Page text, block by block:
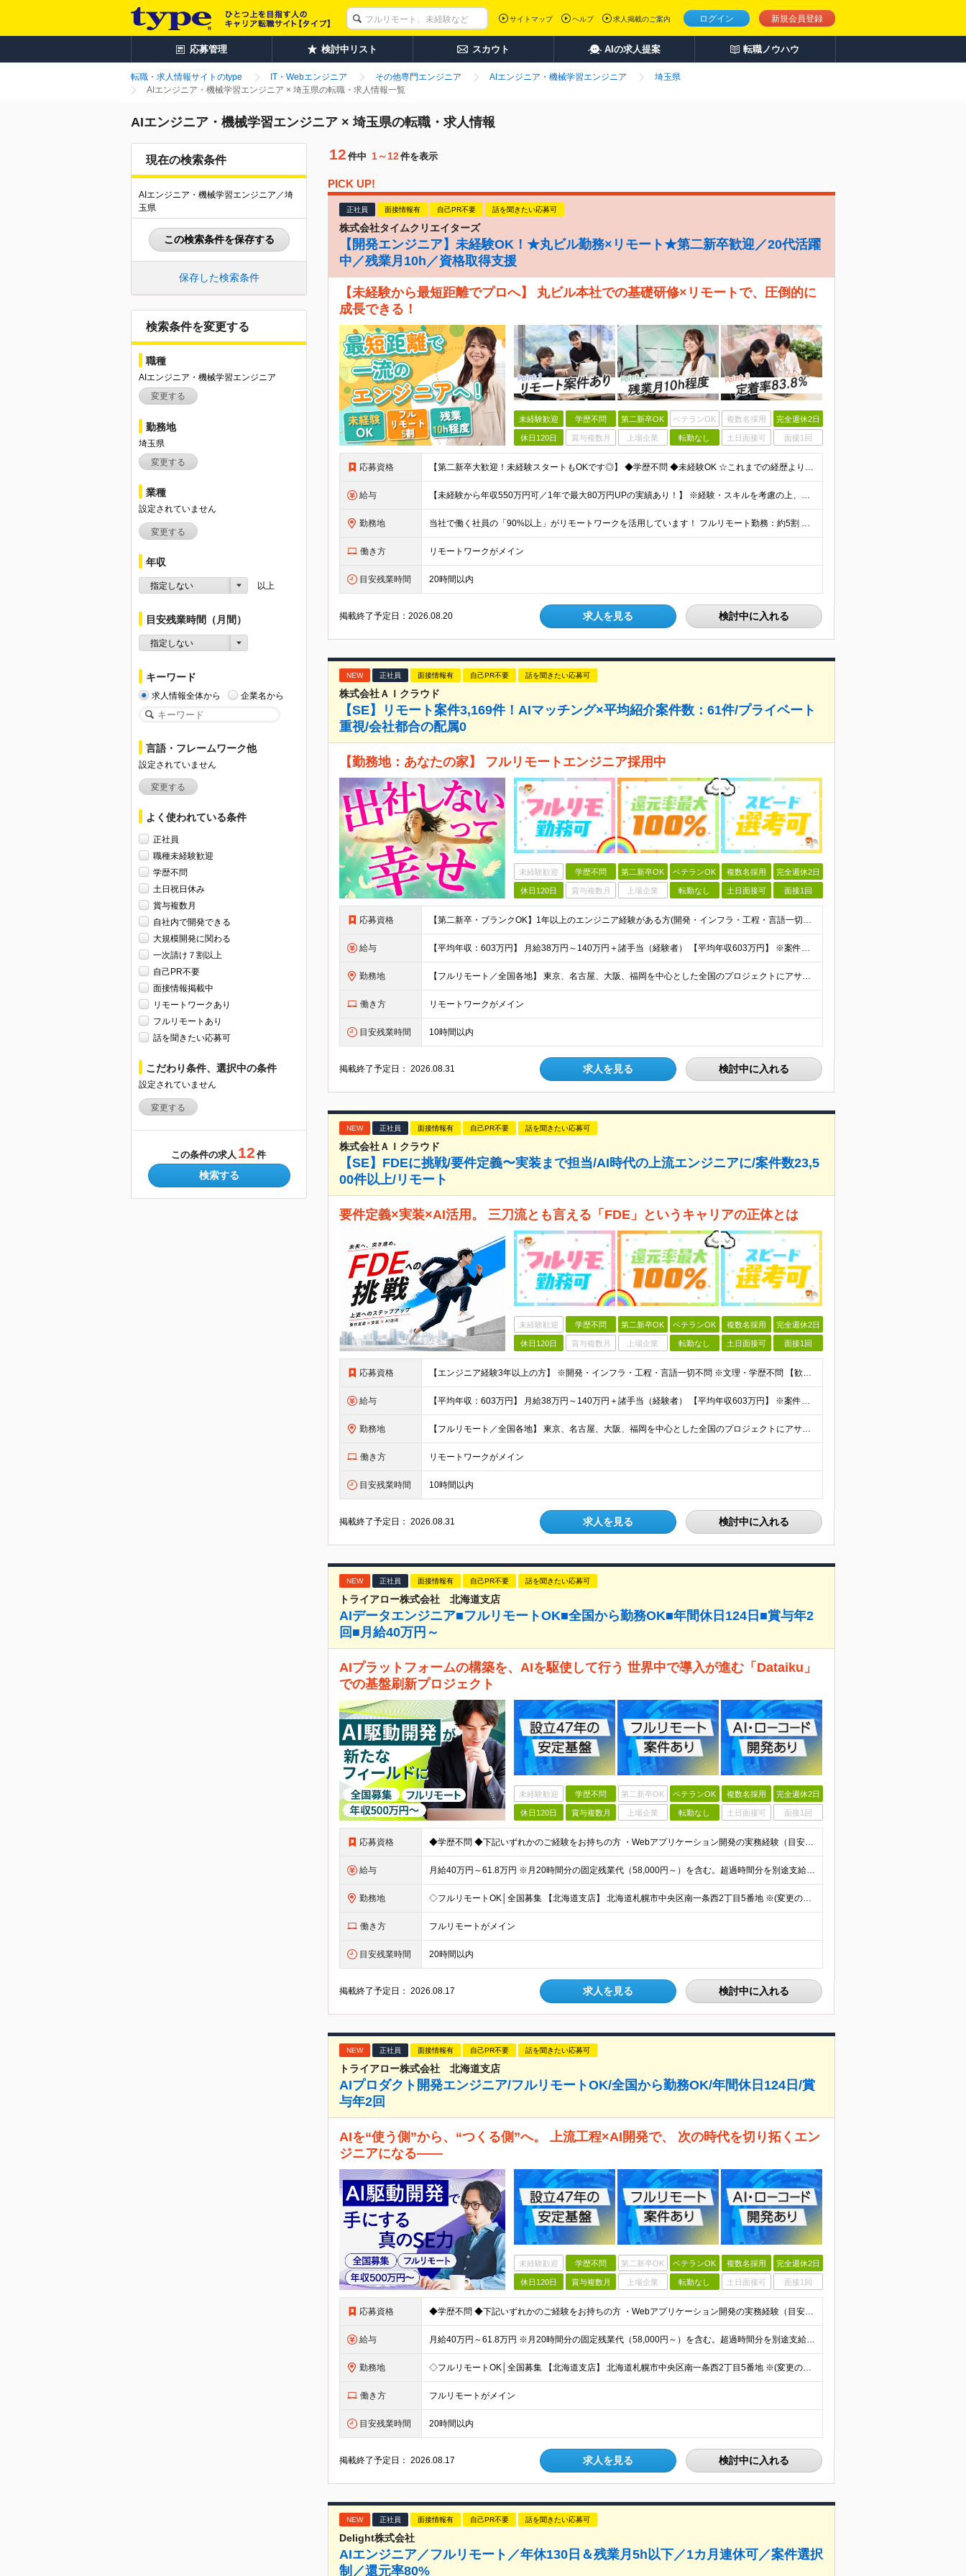
ログイン 新規会員登録
サイトマップ ヘルプ 求人掲載のご案内
応募管理 検討中リスト スカウト AIの求人提案 転職ノウハウ
転職・求人情報サイトのtype IT・Webエンジニア その他専門エンジニア AIエンジニア・機械学習エンジニア
埼玉県
AIエンジニア・機械学習エンジニア × 埼玉県の転職・求人情報一覧
AIエンジニア・機械学習エンジニア × 埼玉県の転職・求人情報
現在の検索条件
AIエンジニア・機械学習エンジニア／埼
玉県
この検索条件を保存する
保存した検索条件
検索条件を変更する
職種
AIエンジニア・機械学習エンジニア
変更する
勤務地
埼玉県
変更する
業種
設定されていません
変更する
年収
指定しない 以上
目安残業時間（月間）
指定しない
キーワード
求人情報全体から 企業名から
言語・フレームワーク他
設定されていません
変更する
よく使われている条件
正社員
職種未経験歓迎
学歴不問
土日祝日休み
賞与複数月
自社内で開発できる
大規模開発に関わる
一次請け７割以上
自己PR不要
面接情報掲載中
リモートワークあり
フルリモートあり
話を聞きたい応募可
こだわり条件、選択中の条件
設定されていません
変更する
この条件の求人 12 件
検索する
12 件中 1～12件を表示
PICK UP!
正社員 面接情報有 自己PR不要 話を聞きたい応募可
株式会社タイムクリエイターズ
【開発エンジニア】未経験OK！★丸ビル勤務×リモート★第二新卒歓迎／20代活躍
中／残業月10h／資格取得支援
【未経験から最短距離でプロへ】 丸ビル本社での基礎研修×リモートで、圧倒的に
成長できる！
未経験歓迎 学歴不問 第二新卒OK ベテランOK 複数名採用 完全週休2日
休日120日 賞与複数月 上場企業 転勤なし 土日面接可 面接1回
応募資格 【第二新卒大歓迎！未経験スタートもOKです◎】 ◆学歴不問 ◆未経験OK ☆これまでの経歴よりも「これから」を重視します！ ☆文系・理系、前職の雇用形態は一切問いません！ ＼先輩たちの前職もさまざ
給与 【未経験から年収550万円可／1年で最大80万円UPの実績あり！】 ※経験・スキルを考慮の上、決定いたします。 【月給】27万円〜29万円 ※上記には固定残業代（月25時間分／4万5,000円〜4万
勤務地 当社で働く社員の「90%以上」がリモートワークを活用しています！ フルリモート勤務：約5割 ハイブリッド勤務（リモート＋出社）：約4割 【本社】東京都千代田区丸の内2-4-1 丸の内ビルディング12
働き方 リモートワークがメイン
目安残業時間 20時間以内
掲載終了予定日：2026.08.20 求人を見る 検討中に入れる
NEW 正社員 面接情報有 自己PR不要 話を聞きたい応募可
株式会社ＡＩクラウド
【SE】リモート案件3,169件！AIマッチング×平均紹介案件数：61件/プライベート
重視/会社都合の配属0
【勤務地：あなたの家】 フルリモートエンジニア採用中
未経験歓迎 学歴不問 第二新卒OK ベテランOK 複数名採用 完全週休2日
休日120日 賞与複数月 上場企業 転勤なし 土日面接可 面接1回
応募資格 【第二新卒・ブランクOK】1年以上のエンジニア経験がある方(開発・インフラ・工程・言語一切不問） 文理・学歴不問 【歓迎条件】 ◆AI・クラウド案件に参画したい方 ◆下流工程から上流工程へステップア
給与 【平均年収：603万円】 月給38万円～140万円＋諸手当（経験者） 【平均年収603万円】 ※案件の契約内容や昇給額などはすべて開示します。 ※経験や能力を考慮し決定します。 ※月給には固定残業
勤務地 【フルリモート／全国各地】 東京、名古屋、大阪、福岡を中心とした全国のプロジェクトにアサイン。 ※プロジェクトは完全選択制です。 ※フルリモート、ハイブリッド型、常駐案件から自由に選択可能です。 ※転
働き方 リモートワークがメイン
目安残業時間 10時間以内
掲載終了予定日：2026.08.31 求人を見る 検討中に入れる
NEW 正社員 面接情報有 自己PR不要 話を聞きたい応募可
株式会社ＡＩクラウド
【SE】FDEに挑戦/要件定義〜実装まで担当/AI時代の上流エンジニアに/案件数23,5
00件以上/リモート
要件定義×実装×AI活用。 三刀流とも言える「FDE」というキャリアの正体とは
未経験歓迎 学歴不問 第二新卒OK ベテランOK 複数名採用 完全週休2日
休日120日 賞与複数月 上場企業 転勤なし 土日面接可 面接1回
応募資格 【エンジニア経験3年以上の方】 ※開発・インフラ・工程・言語一切不問 ※文理・学歴不問 【歓迎条件】 ◆Python実務経験がある方 ◆LLM・生成AIを使った開発経験がある方 ◆要件定義・顧客折衝
給与 【平均年収：603万円】 月給38万円～140万円＋諸手当（経験者） 【平均年収603万円】 ※案件の契約内容や昇給額などはすべて開示します。 ※経験や能力を考慮し決定します。 ※月給には固定残業
勤務地 【フルリモート／全国各地】 東京、名古屋、大阪、福岡を中心とした全国のプロジェクトにアサイン。 ※プロジェクトは完全選択制です。 ※フルリモート、ハイブリッド型、常駐案件から自由に選択可能です。 ※転
働き方 リモートワークがメイン
目安残業時間 10時間以内
掲載終了予定日：2026.08.31 求人を見る 検討中に入れる
NEW 正社員 面接情報有 自己PR不要 話を聞きたい応募可
トライアロー株式会社 北海道支店
AIデータエンジニア■フルリモートOK■全国から勤務OK■年間休日124日■賞与年2
回■月給40万円～
AIプラットフォームの構築を、AIを駆使して行う 世界中で導入が進む「Dataiku」
での基盤刷新プロジェクト
未経験歓迎 学歴不問 第二新卒OK ベテランOK 複数名採用 完全週休2日
休日120日 賞与複数月 上場企業 転勤なし 土日面接可 面接1回
応募資格 ◆学歴不問 ◆下記いずれかのご経験をお持ちの方 ・Webアプリケーション開発の実務経験（目安：7年以上） ・要件定義・基本設計など、上流工程の経験（目安：3年以上） ・Pythonでの開発経験（目安：
給与 月給40万円～61.8万円 ※月20時間分の固定残業代（58,000円～）を含む。超過時間分を別途支給 ※年齢、経験、スキル、前職給与などを考慮のうえ、決定いたします。 ※試用期間6ヶ月あり。期間中
勤務地 ◇フルリモートOK│全国募集 【北海道支店】 北海道札幌市中央区南一条西2丁目5番地 ※(変更の範囲)上記を除く当社関連勤務地 ※通勤不要
働き方 フルリモートがメイン
目安残業時間 20時間以内
掲載終了予定日：2026.08.17 求人を見る 検討中に入れる
NEW 正社員 面接情報有 自己PR不要 話を聞きたい応募可
トライアロー株式会社 北海道支店
AIプロダクト開発エンジニア/フルリモートOK/全国から勤務OK/年間休日124日/賞
与年2回
AIを“使う側”から、“つくる側”へ。 上流工程×AI開発で、 次の時代を切り拓くエン
ジニアになる――
未経験歓迎 学歴不問 第二新卒OK ベテランOK 複数名採用 完全週休2日
休日120日 賞与複数月 上場企業 転勤なし 土日面接可 面接1回
応募資格 ◆学歴不問 ◆下記いずれかのご経験をお持ちの方 ・Webアプリケーション開発の実務経験（目安：7年以上） ・要件定義・基本設計など、上流工程の経験（目安：3年以上） ・Pythonでの開発経験（目安：
給与 月給40万円～61.8万円 ※月20時間分の固定残業代（58,000円～）を含む。超過時間分を別途支給 ※年齢、経験、スキル、前職給与などを考慮のうえ、決定いたします。 ※試用期間6ヶ月あり。期間中
勤務地 ◇フルリモートOK│全国募集 【北海道支店】 北海道札幌市中央区南一条西2丁目5番地 ※(変更の範囲)上記を除く当社関連勤務地 ※通勤不要
働き方 フルリモートがメイン
目安残業時間 20時間以内
掲載終了予定日：2026.08.17 求人を見る 検討中に入れる
NEW 正社員 面接情報有 自己PR不要 話を聞きたい応募可
Delight株式会社
AIエンジニア／フルリモート／年休130日＆残業月5h以下／1カ月連休可／案件選択
制／還元率80%